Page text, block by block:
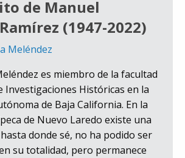
de Manuel
(1947-2022)
Meléndez
es miembro de la facultad
Investigaciones Históricas en la
de Baja California. En la
de Nuevo Laredo existe una
donde sé, no ha podido ser
su totalidad, pero permanece